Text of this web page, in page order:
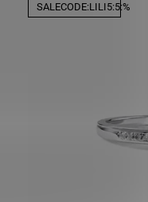
SALECODE:LILI5:5:%